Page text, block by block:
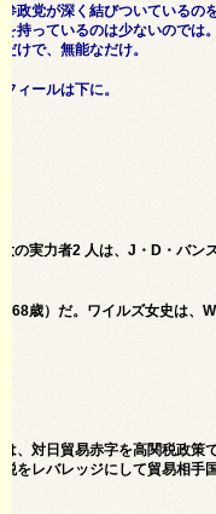
政党が深く結びついているの
持っているのは少ないのでは
けで、無能なだけ。
ィールは下に。
の実力者2 人は、J・D・バン
歳）だ。ワイルズ女史は、
、対日貿易赤字を高関税政策
をレバレッジにして貿易相手